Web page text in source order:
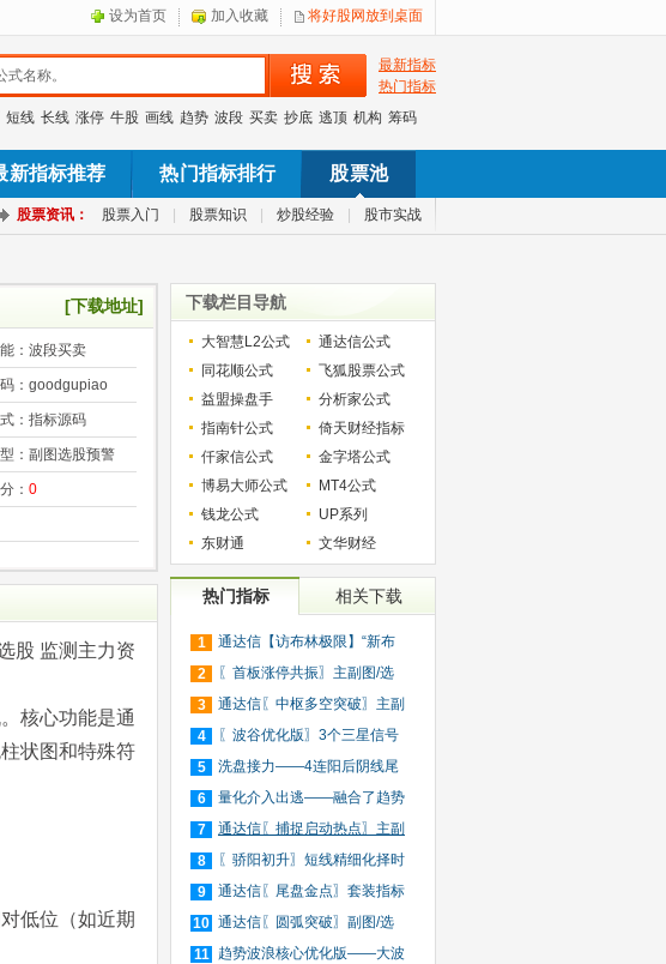
设为首页 加入收藏 将好股网放到桌面
最新指标
热门指标
短线 长线 涨停 牛股 画线 趋势 波段 买卖 抄底 逃顶 机构 筹码
新指标推荐 热门指标排行 股票池
股票资讯： 股票入门 股票知识 炒股经验 股市实战
[下载地址]
： 波段买卖
： goodgupiao
： 指标源码
： 副图选股预警
： 0
股 监测主力资
核心功能是通
状图和特殊符
低位（如近期
下载栏目导航
大智慧L2公式
通达信公式
同花顺公式
飞狐股票公式
益盟操盘手
分析家公式
指南针公式
倚天财经指标
仟家信公式
金字塔公式
博易大师公式
MT4公式
钱龙公式
UP系列
东财通
文华财经
热门指标 相关下载
1
通达信【访布林极限】“新布
林
2
〖首板涨停共振〗主副图/选
股
3
通达信〖中枢多空突破〗主副
图
4
〖波谷优化版〗3个三星信号
捕
5
洗盘接力——4连阳后阴线尾
买
6
量化介入出逃——融合了趋势
跟
7
通达信〖捕捉启动热点〗主副
图
8
〖骄阳初升〗短线精细化择时
9
通达信〖尾盘金点〗套装指标
10 通达信〖圆弧突破〗副图/选
股
11
趋势波浪核心优化版——大波